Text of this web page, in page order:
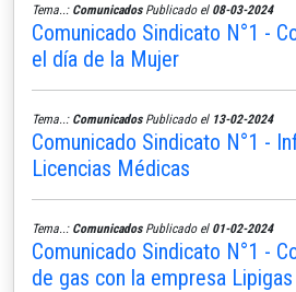
Tema..: ComunicadosPublicado el 08-03-2024
Comunicado Sindicato N°1 -
el día de la Mujer
Tema..: ComunicadosPublicado el 13-02-2024
Comunicado Sindicato N°1 -
Licencias Médicas
Tema..: ComunicadosPublicado el 01-02-2024
Comunicado Sindicato N°1 -
de gas con la empresa Lipigas